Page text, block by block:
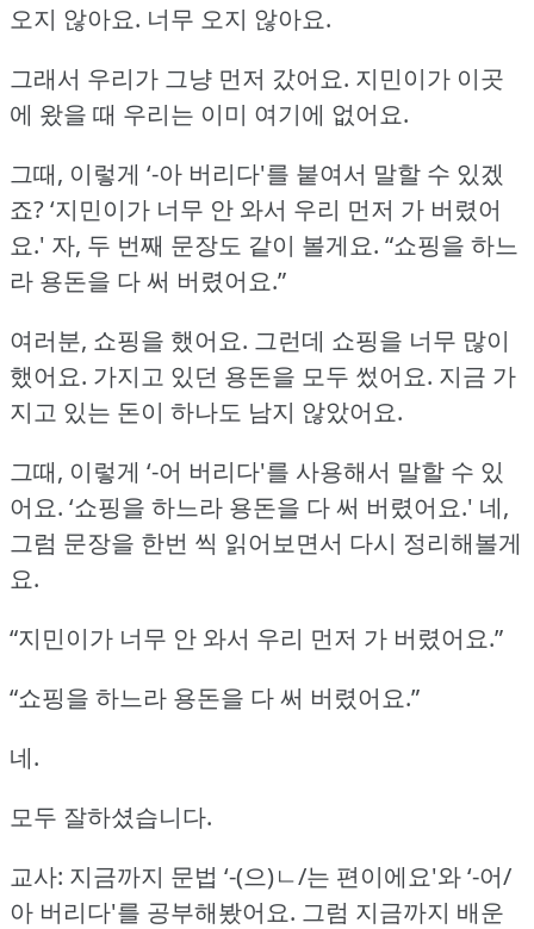
오지 않아요. 너무 오지 않아요.
그래서 우리가 그냥 먼저 갔어요. 지민이가 이곳
에 왔을 때 우리는 이미 여기에 없어요.
그때, 이렇게 ‘-아 버리다'를 붙여서 말할 수 있겠
죠?‘지민이가 너무 안 와서 우리 먼저 가 버렸어
요.' 자, 두 번째 문장도 같이 볼게요. “쇼핑을 하느
라 용돈을 다 써 버렸어요.”
여러분, 쇼핑을 했어요. 그런데 쇼핑을 너무 많이
했어요. 가지고 있던 용돈을 모두 썼어요. 지금 가
지고 있는 돈이 하나도 남지 않았어요.
그때, 이렇게 ‘-어 버리다'를 사용해서 말할 수 있
어요. ‘쇼핑을 하느라 용돈을 다 써 버렸어요.' 네,
그럼 문장을 한번 씩 읽어보면서 다시 정리해볼게
요.
“지민이가 너무 안 와서 우리 먼저 가 버렸어요.”
“쇼핑을 하느라 용돈을 다 써 버렸어요.”
네.
모두 잘하셨습니다.
교사: 지금까지 문법 ‘-(으)ㄴ/는 편이에요'와 ‘-어/
아 버리다'를 공부해봤어요. 그럼 지금까지 배운